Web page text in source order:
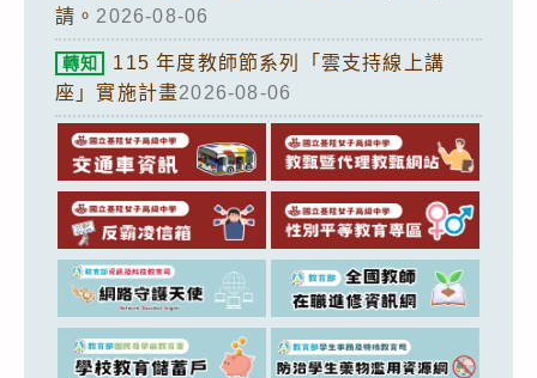
請。 2026-08-06
轉知
115 年度教師節系列「雲支持線上講
座」實施計畫2026-08-06